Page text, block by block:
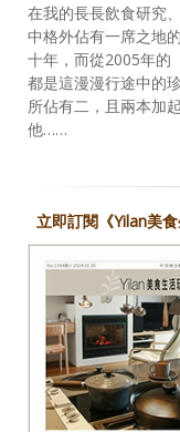
在我的長長飲食研究
中格外佔有一席之地
十年，而從2005年的
都是這漫漫行途中的
所佔有二，且兩本加
他……
立即訂閱《Yilan美